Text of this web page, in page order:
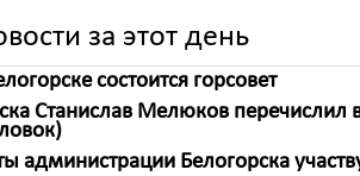
за этот день
состоится горсовет
Станислав Мелюков
администрации Белогорска